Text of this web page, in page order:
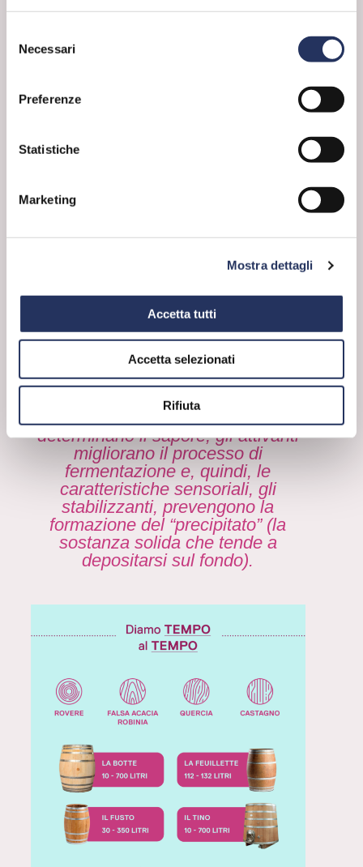
delNecessari
Preferenze
Statistiche
Marketing
Mostra dettagli
Accetta tutti
Accetta selezionati
Rifiuta
Saccharomyces cerevisiae.
Oltre agli enzimi, numerosi altri
elementi intervengono sulla qualità
determinano il sapore, gli attivanti
migliorano il processo di
fermentazione e, quindi, le
caratteristiche sensoriali, gli
stabilizzanti, prevengono la
formazione del “precipitato” (la
sostanza solida che tende a
depositarsi sul fondo).